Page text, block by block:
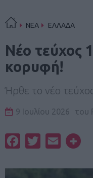
ΝΕΑ ΕΛΛΑΔΑ
Νέο τεύχος
κορυφή!
Ήρθε το νέο τεύχος
9 Ιουλίου 2026 του
FacebookTwitterEmail